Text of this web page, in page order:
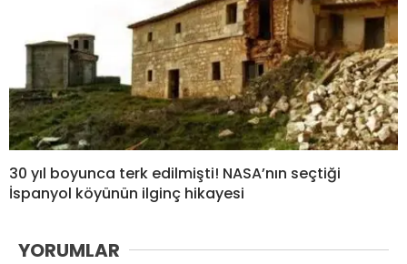
30 yıl boyunca terk edilmişti! NASA’nın seçtiği
İspanyol köyünün ilginç hikayesi
YORUMLAR